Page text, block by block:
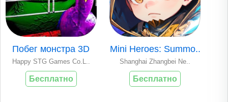
Побег монстра 3D
Happy STG Games Co.L..
Бесплатно
Mini Heroes: Summo..
Shanghai Zhangbei Ne..
Бесплатно